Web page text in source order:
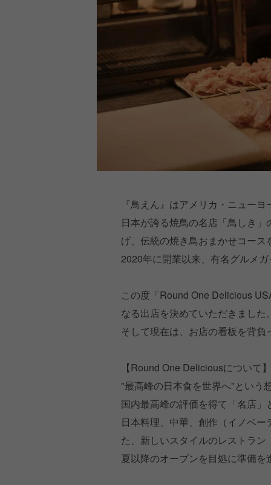
『鳥えん』はアメリカ・ニュー
日本が誇る焼鳥の名店「鳥しき
げ、伝統の焼き鳥おまかせコース
2020年に開業以来、有名グルメ
この度「Round One Delicious
なる出店を決めていただきました
そして現在は、お店の看板を背
【Round One Deliciousについて】
"最高峰の日本食を世界へ"という
国内最高峰の評価を得て「名店
日本料理、中華、創作（イノベ
た、新しいスタイルのレストラ
夏以降のオープンを目処に準備を